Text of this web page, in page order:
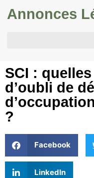
Annonces
SCI :
d’oubli de
?
Facebook
LinkedIn